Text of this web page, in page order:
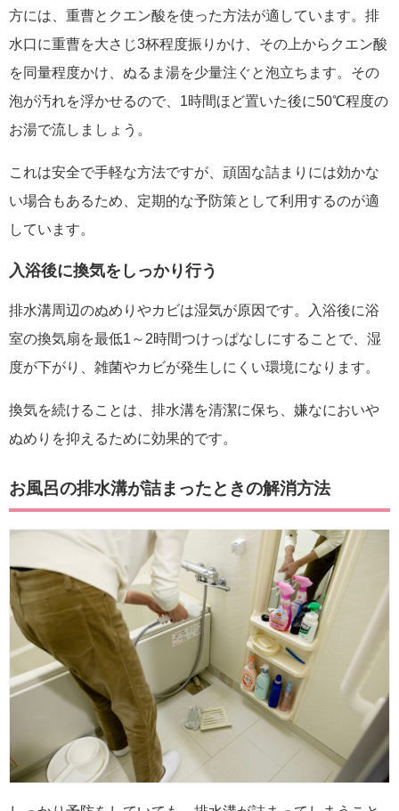
方には、重曹とクエン酸を使った方法が適しています。排
水口に重曹を大さじ3杯程度振りかけ、その上からクエン酸
を同量程度かけ、ぬるま湯を少量注ぐと泡立ちます。その
泡が汚れを浮かせるので、1時間ほど置いた後に50℃程度の
お湯で流しましょう。
これは安全で手軽な方法ですが、頑固な詰まりには効かな
い場合もあるため、定期的な予防策として利用するのが適
しています。
入浴後に換気をしっかり行う
排水溝周辺のぬめりやカビは湿気が原因です。入浴後に浴
室の換気扇を最低1～2時間つけっぱなしにすることで、湿
度が下がり、雑菌やカビが発生しにくい環境になります。
換気を続けることは、排水溝を清潔に保ち、嫌なにおいや
ぬめりを抑えるために効果的です。
お風呂の排水溝が詰まったときの解消方法